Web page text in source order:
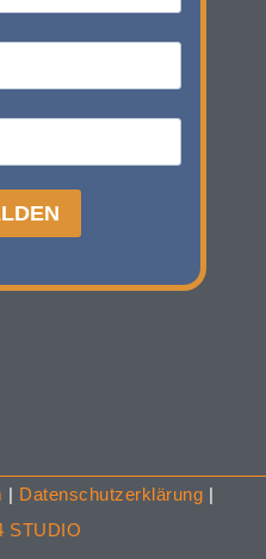
| Datenschutzerklärung |
STUDIO